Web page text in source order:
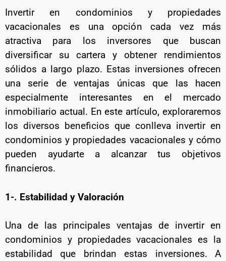
Invertir en condominios y propiedades
vacacionales es una opción cada vez más
atractiva para los inversores que buscan
diversificar su cartera y obtener rendimientos
sólidos a largo plazo. Estas inversiones ofrecen
una serie de ventajas únicas que las hacen
especialmente interesantes en el mercado
inmobiliario actual. En este artículo, exploraremos
los diversos beneficios que conlleva invertir en
condominios y propiedades vacacionales y cómo
pueden ayudarte a alcanzar tus objetivos
financieros.
1-. Estabilidad y Valoración
Una de las principales ventajas de invertir en
condominios y propiedades vacacionales es la
estabilidad que brindan estas inversiones. A